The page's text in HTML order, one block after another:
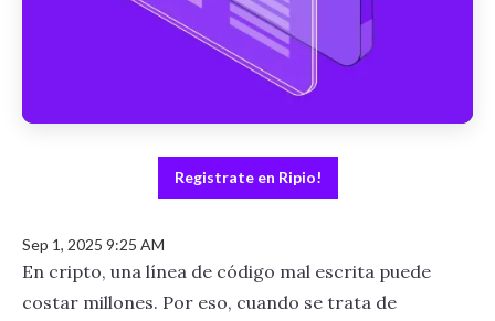
Registrate en Ripio!
Sep 1, 2025 9:25 AM
En cripto, una línea de código mal escrita puede
costar millones. Por eso, cuando se trata de